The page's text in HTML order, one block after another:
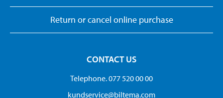
Return or cancel online purchase
CONTACT US
Telephone. 077 520 00 00
kundservice@biltema.com